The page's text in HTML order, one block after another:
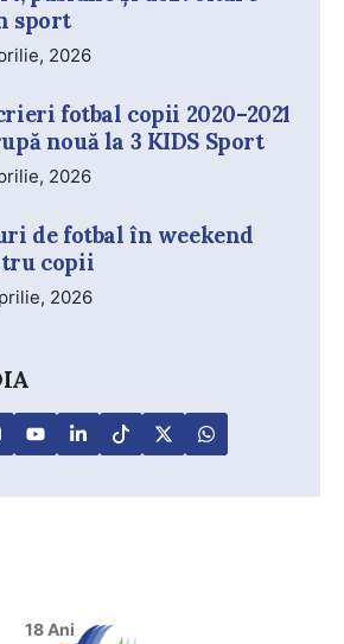
sport
2026
fotbal copii 2020–2021
nouă la 3 KIDS Sport
2026
de fotbal în weekend
copii
2026
18 Ani